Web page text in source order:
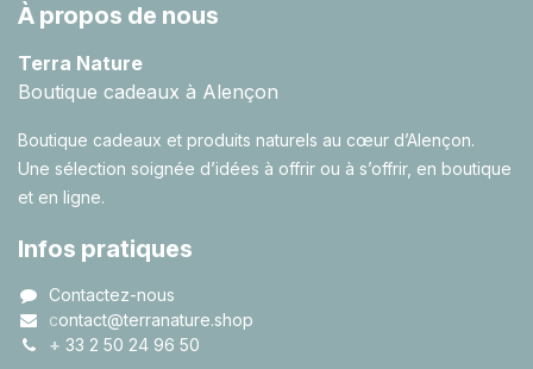
À propos de nous
Terra Nature
Boutique cadeaux à Alençon
Boutique cadeaux et produits naturels au cœur d’Alençon.
Une sélection soignée d’idées à offrir ou à s’offrir, en boutique
et en ligne.
Infos pratiques
Contactez-nous
contact@terranature.shop
+ 33 2 50 24 96 50